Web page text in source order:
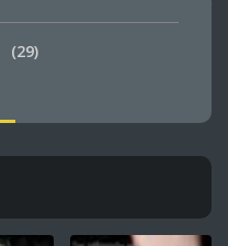
(29)